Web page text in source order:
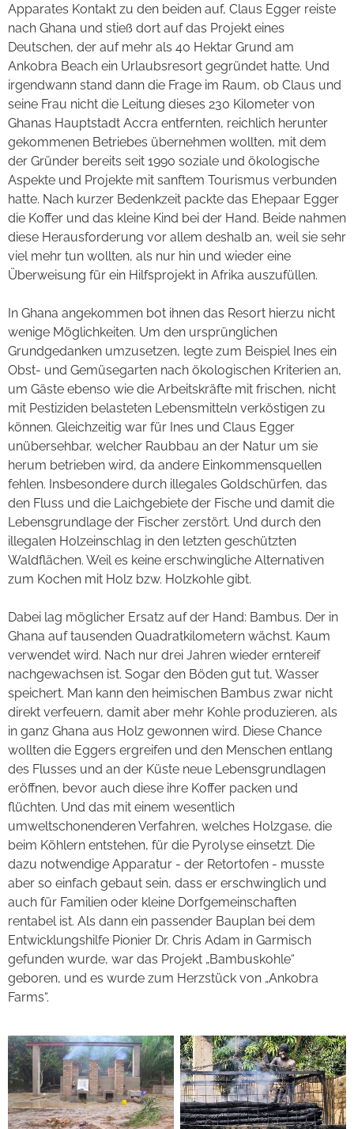
Apparates Kontakt zu den beiden auf, Claus Egger reiste
nach Ghana und stieß dort auf das Projekt eines
Deutschen, der auf mehr als 40 Hektar Grund am
Ankobra Beach ein Urlaubsresort gegründet hatte. Und
irgendwann stand dann die Frage im Raum, ob Claus und
seine Frau nicht die Leitung dieses 230 Kilometer von
Ghanas Hauptstadt Accra entfernten, reichlich herunter
gekommenen Betriebes übernehmen wollten, mit dem
der Gründer bereits seit 1990 soziale und ökologische
Aspekte und Projekte mit sanftem Tourismus verbunden
hatte. Nach kurzer Bedenkzeit packte das Ehepaar Egger
die Koffer und das kleine Kind bei der Hand. Beide nahmen
diese Herausforderung vor allem deshalb an, weil sie sehr
viel mehr tun wollten, als nur hin und wieder eine
Überweisung für ein Hilfsprojekt in Afrika auszufüllen.
In Ghana angekommen bot ihnen das Resort hierzu nicht
wenige Möglichkeiten. Um den ursprünglichen
Grundgedanken umzusetzen, legte zum Beispiel Ines ein
Obst- und Gemüsegarten nach ökologischen Kriterien an,
um Gäste ebenso wie die Arbeitskräfte mit frischen, nicht
mit Pestiziden belasteten Lebensmitteln verköstigen zu
können. Gleichzeitig war für Ines und Claus Egger
unübersehbar, welcher Raubbau an der Natur um sie
herum betrieben wird, da andere Einkommensquellen
fehlen. Insbesondere durch illegales Goldschürfen, das
den Fluss und die Laichgebiete der Fische und damit die
Lebensgrundlage der Fischer zerstört. Und durch den
illegalen Holzeinschlag in den letzten geschützten
Waldflächen. Weil es keine erschwingliche Alternativen
zum Kochen mit Holz bzw. Holzkohle gibt.
Dabei lag möglicher Ersatz auf der Hand: Bambus. Der in
Ghana auf tausenden Quadratkilometern wächst. Kaum
verwendet wird. Nach nur drei Jahren wieder erntereif
nachgewachsen ist. Sogar den Böden gut tut, Wasser
speichert. Man kann den heimischen Bambus zwar nicht
direkt verfeuern, damit aber mehr Kohle produzieren, als
in ganz Ghana aus Holz gewonnen wird. Diese Chance
wollten die Eggers ergreifen und den Menschen entlang
des Flusses und an der Küste neue Lebensgrundlagen
eröffnen, bevor auch diese ihre Koffer packen und
flüchten. Und das mit einem wesentlich
umweltschonenderen Verfahren, welches Holzgase, die
beim Köhlern entstehen, für die Pyrolyse einsetzt. Die
dazu notwendige Apparatur - der Retortofen - musste
aber so einfach gebaut sein, dass er erschwinglich und
auch für Familien oder kleine Dorfgemeinschaften
rentabel ist. Als dann ein passender Bauplan bei dem
Entwicklungshilfe Pionier Dr. Chris Adam in Garmisch
gefunden wurde, war das Projekt „Bambuskohle“
geboren, und es wurde zum Herzstück von „Ankobra
Farms“.